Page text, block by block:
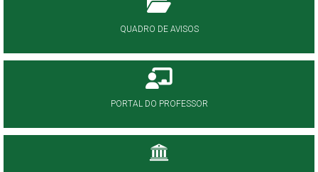
QUADRO DE AVISOS
PORTAL DO PROFESSOR